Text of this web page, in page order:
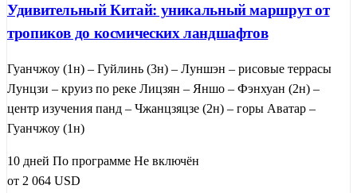
Удивительный Китай: уникальный маршрут от
тропиков до космических ландшафтов
Гуанчжоу (1н) – Гуйлинь (3н) – Луншэн – рисовые террасы
Лунцзи – круиз по реке Лицзян – Яншо – Фэнхуан (2н) –
центр изучения панд – Чжанцзяцзе (2н) – горы Аватар –
Гуанчжоу (1н)
10 дней По программе Не включён
от 2 064 USD